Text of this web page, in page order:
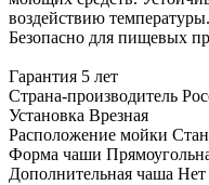
воздействию
Безопасно для пищевых
Гарантия 5 лет
Страна-производитель
Установка Врезная
Расположение мойки
Форма чаши
Дополнительная чаша Нет